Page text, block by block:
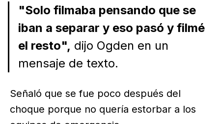
"Solo filmaba pensando que se
iban a separar y eso pasó y filmé
el resto", dijo Ogden en un
mensaje de texto.
Señaló que se fue poco después del
choque porque no quería estorbar a los